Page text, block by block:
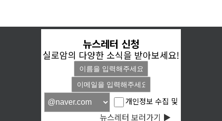
뉴스레터 신청
실로암의 다양한 소식을 받아보세요!
개인정보 수집 및
뉴스레터 보러가기 ▶